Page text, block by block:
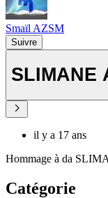
Smaïl AZSM
Suivre
SLIMANE
il y a 17 ans
Hommage à da
Catégorie